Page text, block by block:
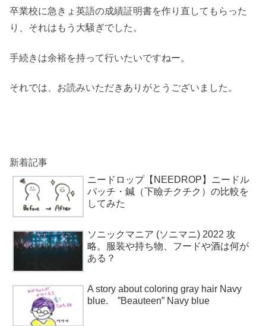
卒業校に急きょ英語の成績証明書を作り直してもらった
り、それはもう大騒ぎでした。
手続きは余裕を持って行いたいですねー。
それでは、お読みいただきありがとうございました。
新着記事
ニードロップ【NEEDROP】ニードル
パッチ・鍼（下瞼チクチク）の比較を
してみた
ソニックマニア (ソニマニ) 2022 攻
略。服装や持ち物、フードや酒は何が
ある？
A story about coloring gray hair Navy
blue. ”Beauteen” Navy blue